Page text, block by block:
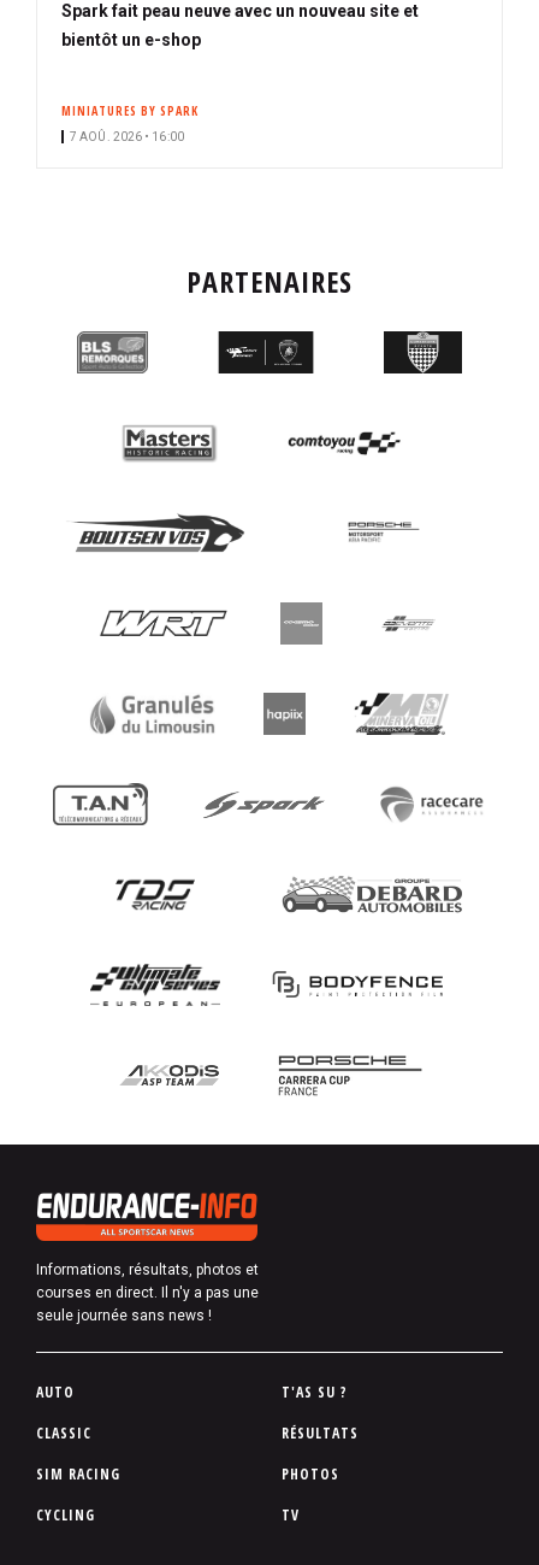
Spark fait peau neuve avec un nouveau site et
bientôt un e-shop
MINIATURES BY SPARK
7 AOÛ. 2026 • 16:00
PARTENAIRES
Informations, résultats, photos et
courses en direct. Il n'y a pas une
seule journée sans news !
P
d
d
AUTO
CLASSIC
SIM RACING
CYCLING
T'AS SU ?
RÉSULTATS
PHOTOS
TV